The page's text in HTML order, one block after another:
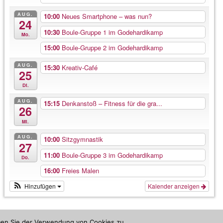
AUG.
24
Mo.
10:00 Neues Smartphone – was nun?
10:30 Boule-Gruppe 1 im Godehardikamp
15:00 Boule-Gruppe 2 im Godehardikamp
AUG.
25
Di.
15:30 Kreativ-Café
AUG.
26
Mi.
15:15 Denkanstoß – Fitness für die gra...
AUG.
27
Do.
10:00 Sitzgymnastik
11:00 Boule-Gruppe 3 im Godehardikamp
16:00 Freies Malen
Kalender anzeigen
Hinzufügen